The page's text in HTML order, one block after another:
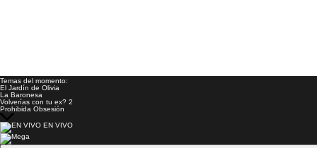
Temas del momento:
El Jardín de Olivia
La Baronesa
Volverías con tu ex? 2
Prohibida Obsesión
EN VIVO